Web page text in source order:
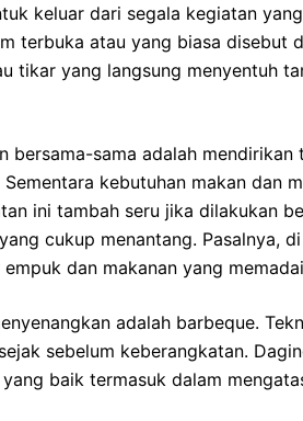
keluar dari segala kegiatan
terbuka atau yang biasa
tikar yang langsung menyentuh
sama adalah
kebutuhan makan dan
ini tambah seru jika dilakukan
cukup menantang. Pasalnya,
dan makanan yang
adalah barbeque.
sebelum keberangkatan.
baik termasuk dalam